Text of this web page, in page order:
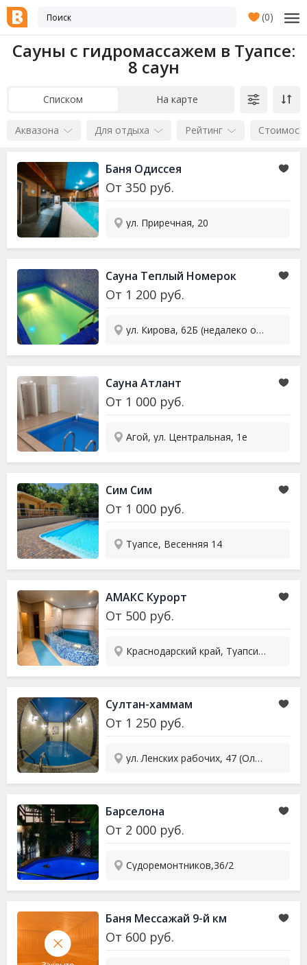
(0)
Сауны с гидромассажем в Туапсе:
8 саун
Списком На карте
Аквазона Для отдыха Рейтинг
Баня Одиссея
От350 руб.
ул. Приречная, 20
Сауна Теплый Номерок
От 1 200 руб.
ул. Кирова, 62Б (недалеко от остановки Платан)
Сауна Атлант
От 1 000 руб.
Агой, ул. Центральная, 1е
Сим Сим
От 1 000 руб.
Туапсе, Весенняя 14
АМАКС Курорт
От 500 руб.
Краснодарский край, Туапсинский р-он, Ольгинка, ул. Приморская, 18А
Султан-хаммам
От 1 250 руб.
ул. Ленских рабочих, 47 (Олимп)
Барселона
От 2 000 руб.
Судоремонтников,36/2
Баня Мессажай 9-й км
От 600 руб.